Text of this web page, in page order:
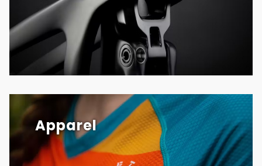
Apparel